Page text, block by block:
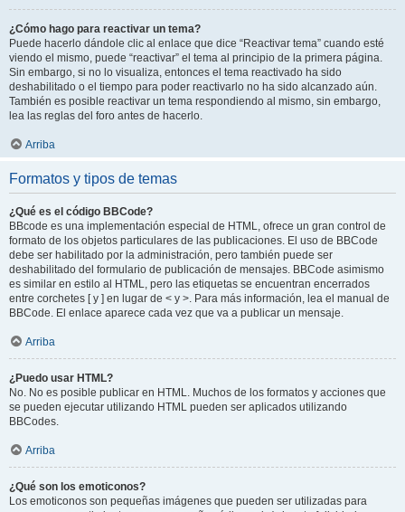
¿Cómo hago para reactivar un tema?
Puede hacerlo dándole clic al enlace que dice “Reactivar tema” cuando esté
viendo el mismo, puede “reactivar” el tema al principio de la primera página.
Sin embargo, si no lo visualiza, entonces el tema reactivado ha sido
deshabilitado o el tiempo para poder reactivarlo no ha sido alcanzado aún.
También es posible reactivar un tema respondiendo al mismo, sin embargo,
lea las reglas del foro antes de hacerlo.
Arriba
Formatos y tipos de temas
¿Qué es el código BBCode?
BBcode es una implementación especial de HTML, ofrece un gran control de
formato de los objetos particulares de las publicaciones. El uso de BBCode
debe ser habilitado por la administración, pero también puede ser
deshabilitado del formulario de publicación de mensajes. BBCode asimismo
es similar en estilo al HTML, pero las etiquetas se encuentran encerrados
entre corchetes [ y ] en lugar de < y >. Para más información, lea el manual de
BBCode. El enlace aparece cada vez que va a publicar un mensaje.
Arriba
¿Puedo usar HTML?
No. No es posible publicar en HTML. Muchos de los formatos y acciones que
se pueden ejecutar utilizando HTML pueden ser aplicados utilizando
BBCodes.
Arriba
¿Qué son los emoticonos?
Los emoticonos son pequeñas imágenes que pueden ser utilizadas para